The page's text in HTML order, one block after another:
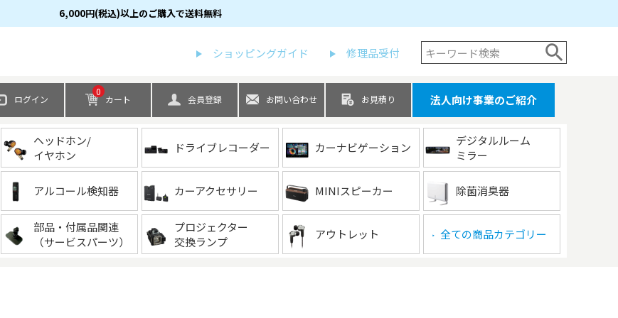
6,000円(税込)以上のご購入で送料無料
ショッピングガイド 修理品受付
検索
ログイン
0
カート 会員登録 お問い合わせ お見積り 法人向け事業のご紹介
ヘッドホン/
イヤホン
ドライブレコーダー カーナビゲーション
デジタルルーム
ミラー
アルコール検知器 カーアクセサリー MINIスピーカー 除菌消臭器
部品・付属品関連
（サービスパーツ）
プロジェクター
交換ランプ
アウトレット ▶ 全ての商品カテゴリー